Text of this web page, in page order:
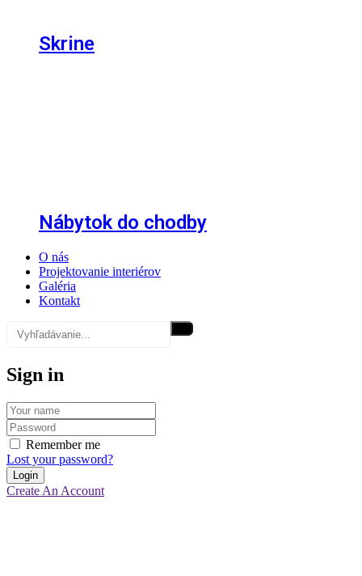
Skrine
Nábytok do chodby
O nás
Projektovanie interiérov
Galéria
Kontakt
Sign in
Remember me
Lost your password?
Create An Account